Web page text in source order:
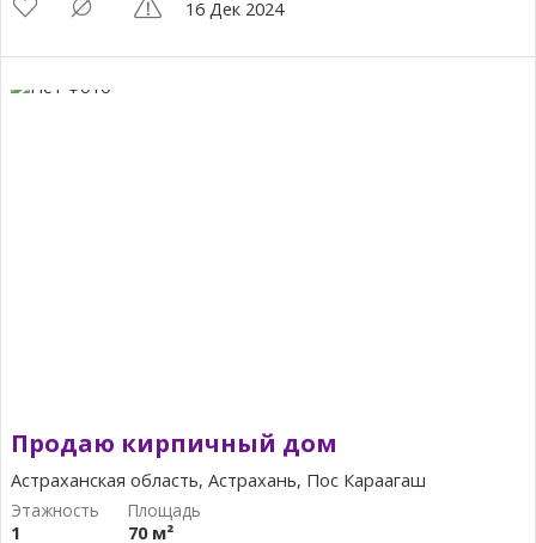
16 Дек 2024
Продаю кирпичный дом
Астраханская область, Астрахань, Пос Караагаш
1
70 м²